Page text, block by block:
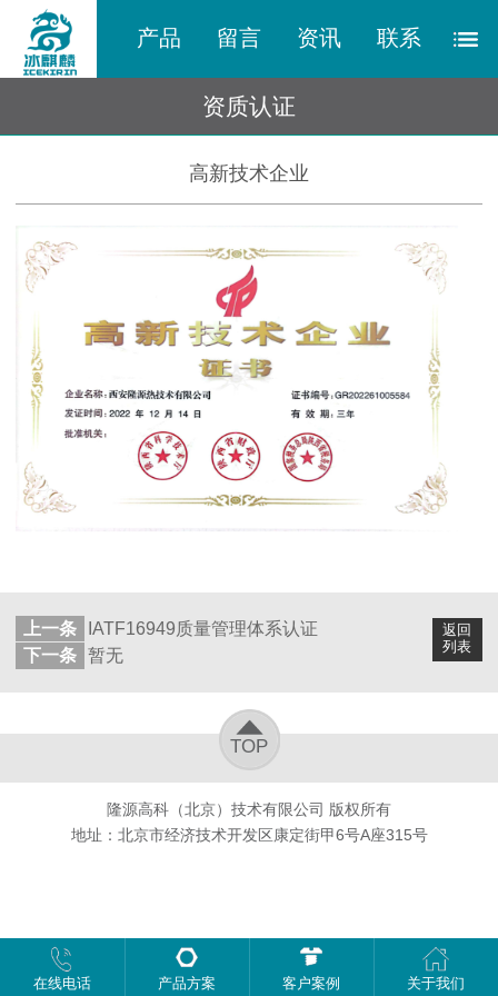
产品 留言 资讯 联系
资质认证
高新技术企业
返回
列表
上一条
IATF16949质量管理体系认证
下一条 暂无
TOP
隆源高科（北京）技术有限公司 版权所有
地址：北京市经济技术开发区康定街甲6号A座315号
在线电话 产品方案 客户案例 关于我们